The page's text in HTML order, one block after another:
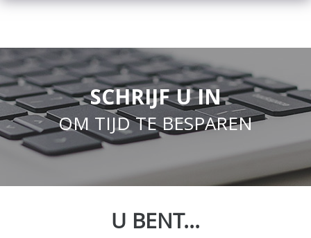
SCHRIJF U IN
OM TIJD TE BESPAREN
U BENT...